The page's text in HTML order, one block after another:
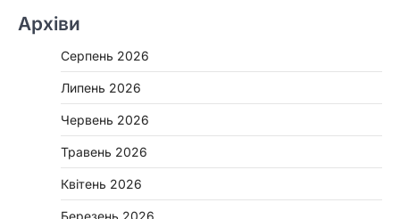
Архіви
Серпень 2026
Липень 2026
Червень 2026
Травень 2026
Квітень 2026
Березень 2026